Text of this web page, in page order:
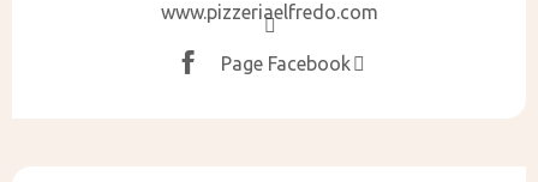
www.pizzeriaelfredo.com
Page Facebook